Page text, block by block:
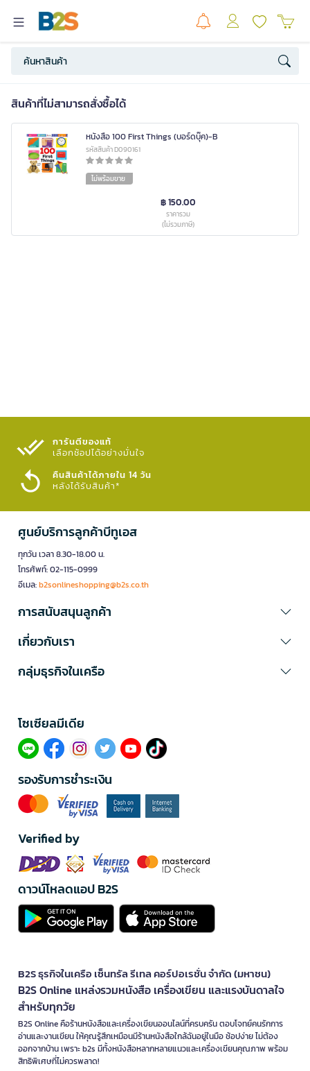
สินค้าที่ไม่สามารถสั่งซื้อได้
หนังสือ 100 First Things (บอร์ดบุ๊ค)-B
รหัสสินค้า D090161
ไม่พร้อมขาย
฿ 150.00
ราคารวม
(ไม่รวมภาษี)
การันตีของแท้
เลือกช้อปได้อย่างมั่นใจ​
คืนสินค้าได้ภายใน 14 วัน
หลังได้รับสินค้า*
ศูนย์บริการลูกค้าบีทูเอส
ทุกวัน เวลา 8.30-18.00 น.
โทรศัพท์: 02-115-0999
อีเมล:b2sonlineshopping@b2s.co.th
การสนับสนุนลูกค้า
เกี่ยวกับเรา
กลุ่มธุรกิจในเครือ
โซเซียลมีเดีย​
รองรับการชำระเงิน
Verified by
ดาวน์โหลดแอป B2S
B2S ธุรกิจในเครือ เซ็นทรัล รีเทล คอร์ปอเรชั่น จำกัด (มหาชน)
B2S Online แหล่งรวมหนังสือ เครื่องเขียน และแรงบันดาลใจ
สำหรับทุกวัย
B2S Online คือร้านหนังสือและเครื่องเขียนออนไลน์ที่ครบครัน ตอบโจทย์คนรักการ
อ่านและงานเขียน ให้คุณรู้สึกเหมือนมีร้านหนังสือใกล้ฉันอยู่ในมือ ช้อปง่าย ไม่ต้อง
ออกจากบ้าน เพราะ b2s มีทั้งหนังสือหลากหลายแนวและเครื่องเขียนคุณภาพ พร้อม
สิทธิพิเศษที่ไม่ควรพลาด!